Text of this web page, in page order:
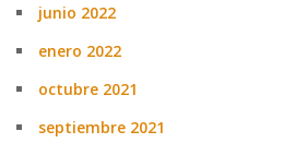
junio 2022
enero 2022
octubre 2021
septiembre 2021